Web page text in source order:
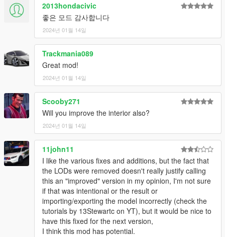
thank you.
(And this is sad news.
We are currently resolving the issue of Aleutian XL not
appearing in-game, but we are unable to find the problem, so it
will likely take quite a long time.
We are very sorry to those who are waiting for this, and we will
try to resolve it quickly.)
Features:
- fix roof windows
- fix spare tire
1.1 Ver.s
- Add Lods
Rockstar Games - Original design, 3d model,
K_Seong_Hun - Model edits
2013hondacivic
좋은 모드 감사합니다
2024년 01월 14일
Trackmania089
Great mod!
2024년 01월 14일
Scooby271
Will you improve the interior also?
2024년 01월 14일
11john11
I like the various fixes and additions, but the fact that
the LODs were removed doesn't really justify calling
this an "improved" version in my opinion, I'm not sure
if that was intentional or the result or
importing/exporting the model incorrectly (check the
tutorials by 13Stewartc on YT), but it would be nice to
have this fixed for the next version,
I think this mod has potential.